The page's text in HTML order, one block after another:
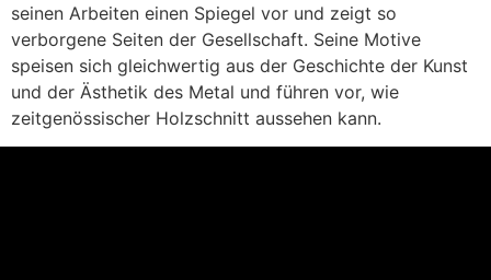
seinen Arbeiten einen Spiegel vor und zeigt so
verborgene Seiten der Gesellschaft. Seine Motive
speisen sich gleichwertig aus der Geschichte der Kunst
und der Ästhetik des Metal und führen vor, wie
zeitgenössischer Holzschnitt aussehen kann.